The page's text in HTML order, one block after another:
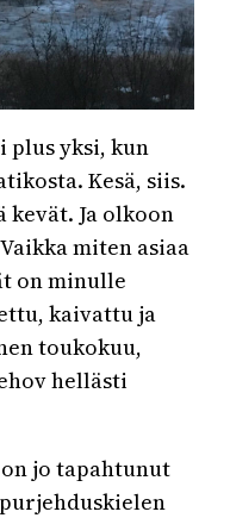
plus yksi, kun
Kesä, siis.
kevät. Ja olkoon
miten asiaa
on minulle
kaivattu ja
toukokuu,
hellästi
on jo tapahtunut